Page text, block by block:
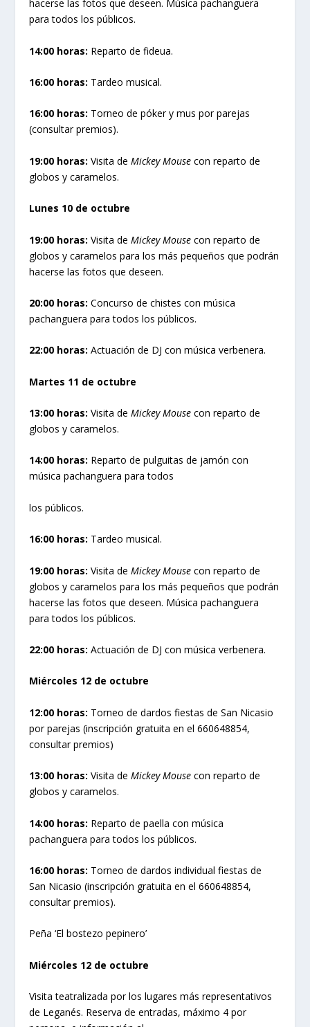
hacerse las fotos que deseen. Música pachanguera
para todos los públicos.
14:00 horas: Reparto de fideua.
16:00 horas: Tardeo musical.
16:00 horas: Torneo de póker y mus por parejas
(consultar premios).
19:00 horas: Visita deMickey Mouse con reparto de
globos y caramelos.
Lunes 10 de octubre
19:00 horas: Visita deMickey Mouse con reparto de
globos y caramelos para los más pequeños que podrán
hacerse las fotos que deseen.
20:00 horas: Concurso de chistes con música
pachanguera para todos los públicos.
22:00 horas: Actuación de DJ con música verbenera.
Martes 11 de octubre
13:00 horas: Visita deMickey Mouse con reparto de
globos y caramelos.
14:00 horas: Reparto de pulguitas de jamón con
música pachanguera para todos
los públicos.
16:00 horas: Tardeo musical.
19:00 horas: Visita deMickey Mouse con reparto de
globos y caramelos para los más pequeños que podrán
hacerse las fotos que deseen. Música pachanguera
para todos los públicos.
22:00 horas: Actuación de DJ con música verbenera.
Miércoles 12 de octubre
12:00 horas: Torneo de dardos fiestas de San Nicasio
por parejas (inscripción gratuita en el 660648854,
consultar premios)
13:00 horas: Visita deMickey Mousecon reparto de
globos y caramelos.
14:00 horas: Reparto de paella con música
pachanguera para todos los públicos.
16:00 horas: Torneo de dardos individual fiestas de
San Nicasio (inscripción gratuita en el 660648854,
consultar premios).
Peña ‘El bostezo pepinero’
Miércoles 12 de octubre
Visita teatralizada por los lugares más representativos
de Leganés. Reserva de entradas, máximo 4 por